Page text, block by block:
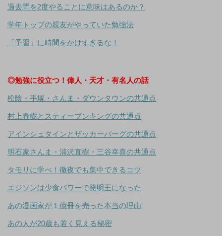
過去問を2度やることに意味はあるのか？
学年トップの親友がやっていた勉強法
「予習」に時間をかけすぎるな！
◎勉強に役立つ！偉人・天才・有名人の話
松陰・手塚・さんま・ダウンタウンの共通点
村上春樹とスティーブンキングの共通点
アインシュタインとザッカーバーグの共通点
明石家さんま・浦沢直樹・三谷幸喜の共通点
タモリに学べ！徹夜でも集中できるコツ
エジソンは少食パワーで発明王になった
あの漫画家が１億冊を売った本当の理由
あの人が20歳も若く見える秘密